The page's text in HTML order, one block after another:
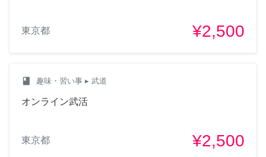
東京都 ¥2,500
class 趣味・習い事 ▸ 武道
オンライン武活
東京都 ¥2,500